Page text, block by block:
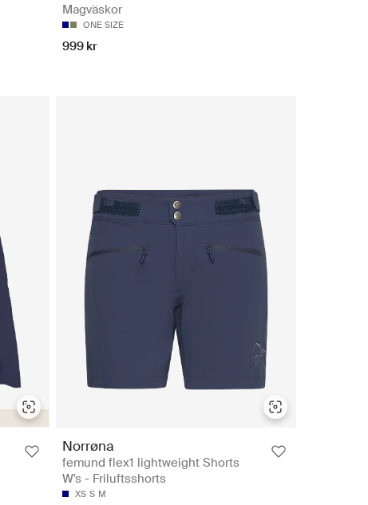
Magväskor
ONE SIZE
999 kr
Norrøna
femund flex1 lightweight Shorts
W's - Friluftsshorts
XS S M